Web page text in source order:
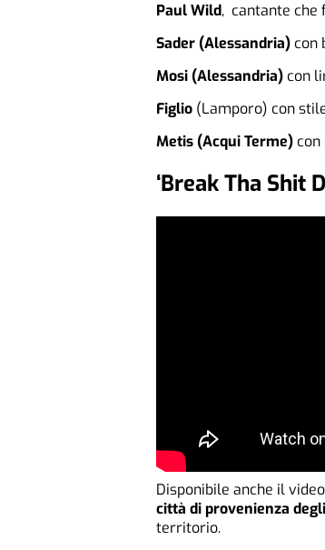
Paul Wild, cantante che
Sader (Alessandria) con
Mosi (Alessandria) con
Figlio (Lamporo) con
Metis (Acqui Terme)
‘Break Tha Shit
Disponibile anche il
città di provenienza
territorio.